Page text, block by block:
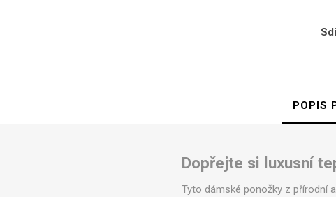
POPIS
Dopřejte si luxusní
Tyto dámské ponožky z přírodní